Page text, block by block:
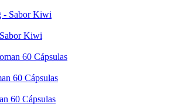
Kiwi
60 Cápsulas